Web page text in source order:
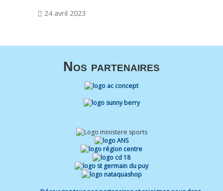
24 avril 2023
Nos partenaires